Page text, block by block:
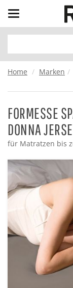
Toggle
navigation
Home Marken
FORMESSE
DONNA
für Matratzen bis